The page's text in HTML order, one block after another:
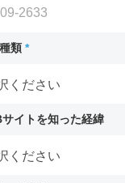
類 *
イトを知った経緯